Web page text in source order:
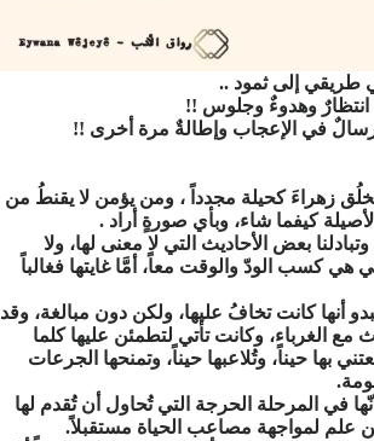
طريقي إلى ثمود ..
انتظارٌ وهدوءٌ وجلوس !!
في الإعجاب وإطالةٌ مرة أخرى !!
يخلُق زهراءَ كحيلة مجدداً ، ومن يؤمن لا يقنطُ من
كيفما شاء، وبأي صورةٍ أراد .
بعض الأحاديث التي لا معنى لها، ولا
هي كسب الودّ والوقت معاً، أمَّا غايتها فغالباً
أنها كانت تخافُ عليها، ولكن دون مبالغة، وقد
مع الغرباء، وكانت تأتي لتطمئن عليها كلما
بها حيناً، وتُلاعبها حيناً، وتمنحها الجرعات
في المرحلة الحرجة التي تُحاول أن تُقدم لها
علم لمواجهة مصاعب الحياة مستقبلاً.